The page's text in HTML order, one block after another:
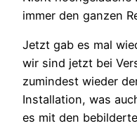
immer den ganzen
Jetzt gab es mal
wir sind jetzt bei
zumindest wieder
Installation, was
es mit den